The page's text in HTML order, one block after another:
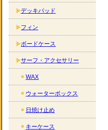
デッキパッド
フィン
ボードケース
サーフ・アクセサリー
WAX
ウォーターボックス
日焼け止め
キーケース